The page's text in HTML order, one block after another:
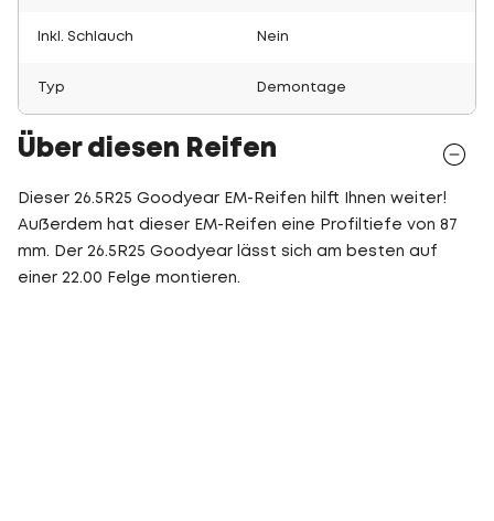
Inkl. Schlauch Nein
Typ Demontage
Über diesen Reifen
Dieser 26.5R25 Goodyear EM-Reifen hilft Ihnen weiter!
Außerdem hat dieser EM-Reifen eine Profiltiefe von 87
mm. Der 26.5R25 Goodyear lässt sich am besten auf
einer 22.00 Felge montieren.